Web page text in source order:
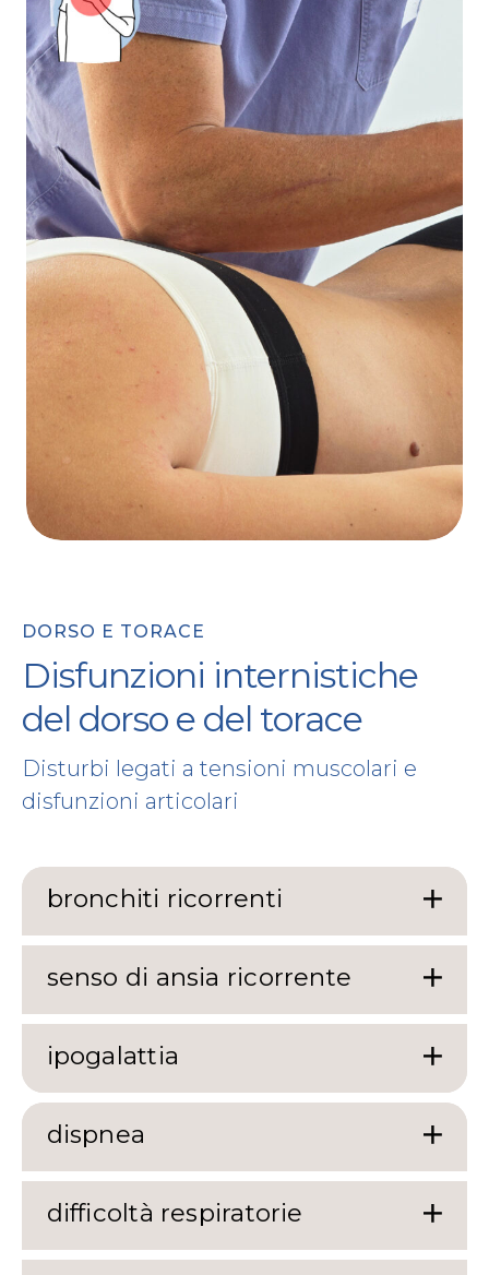
DORSO E TORACE
Disfunzioni internistiche
del dorso e del torace
Disturbi legati a tensioni muscolari e
disfunzioni articolari
dispnea
difficoltà respiratorie
bronchiti ricorrenti
senso di ansia ricorrente
ipogalattia